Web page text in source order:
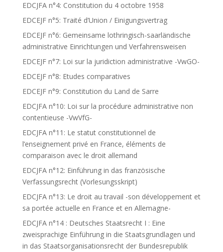
EDCJFA n°4: Constitution du 4 octobre 1958
EDCEJF n°5: Traité d’Union / Einigungsvertrag
EDCEJF n°6: Gemeinsame lothringisch-saarländische
administrative Einrichtungen und Verfahrensweisen
EDCEJF n°7: Loi sur la juridiction administrative -VwGO-
EDCEJF n°8: Etudes comparatives
EDCEJF n°9: Constitution du Land de Sarre
EDCJFA n°10: Loi sur la procédure administrative non
contentieuse -VwVfG-
EDCJFA n°11: Le statut constitutionnel de
l’enseignement privé en France, éléments de
comparaison avec le droit allemand
EDCJFA n°12: Einführung in das französische
Verfassungsrecht (Vorlesungsskript)
EDCJFA n°13: Le droit au travail -son développement et
sa portée actuelle en France et en Allemagne-
EDCJFA n°14 : Deutsches Staatsrecht I : Eine
zweisprachige Einführung in die Staatsgrundlagen und
in das Staatsorganisationsrecht der Bundesrepublik